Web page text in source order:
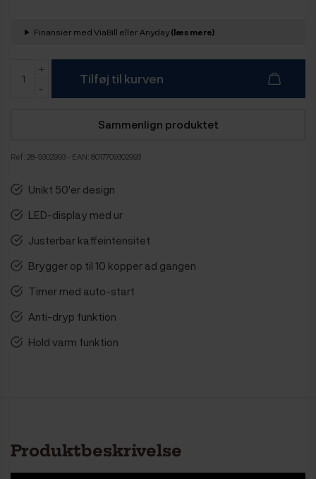
Finansier med ViaBill eller Anyday(læs mere)
Tilføj til kurven
Sammenlign produktet
Ref: 28-9302993 - EAN: 8017709302993
Unikt 50'er design
LED-display med ur
Justerbar kaffeintensitet
Brygger op til 10 kopper ad gangen
Timer med auto-start
Anti-dryp funktion
Hold varm funktion
Produktbeskrivelse